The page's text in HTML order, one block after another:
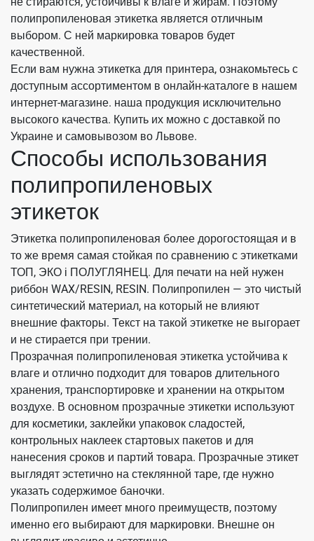
полипропиленовая этикетка является отличным
выбором. С ней маркировка товаров будет
качественной.
Если вам нужна этикетка для принтера, ознакомьтесь с
доступным ассортиментом в онлайн-каталоге в нашем
интернет-магазине. наша продукция исключительно
высокого качества. Купить их можно с доставкой по
Украине и самовывозом во Львове.
Способы использования
полипропиленовых
этикеток
Этикетка полипропиленовая более дорогостоящая и в
то же время самая стойкая по сравнению с этикетками
ТОП, ЭКО і ПОЛУГЛЯНЕЦ. Для печати на ней нужен
риббон WAX/RESIN, RESIN. Полипропилен — это чистый
синтетический материал, на который не влияют
внешние факторы. Текст на такой этикетке не выгорает
и не стирается при трении.
Прозрачная полипропиленовая этикетка устойчива к
влаге и отлично подходит для товаров длительного
хранения, транспортировке и хранении на открытом
воздухе. В основном прозрачные этикетки используют
для косметики, заклейки упаковок сладостей,
контрольных наклеек стартовых пакетов и для
нанесения сроков и партий товара. Прозрачные этикет
выглядят эстетично на стеклянной таре, где нужно
указать содержимое баночки.
Полипропилен имеет много преимуществ, поэтому
именно его выбирают для маркировки. Внешне он